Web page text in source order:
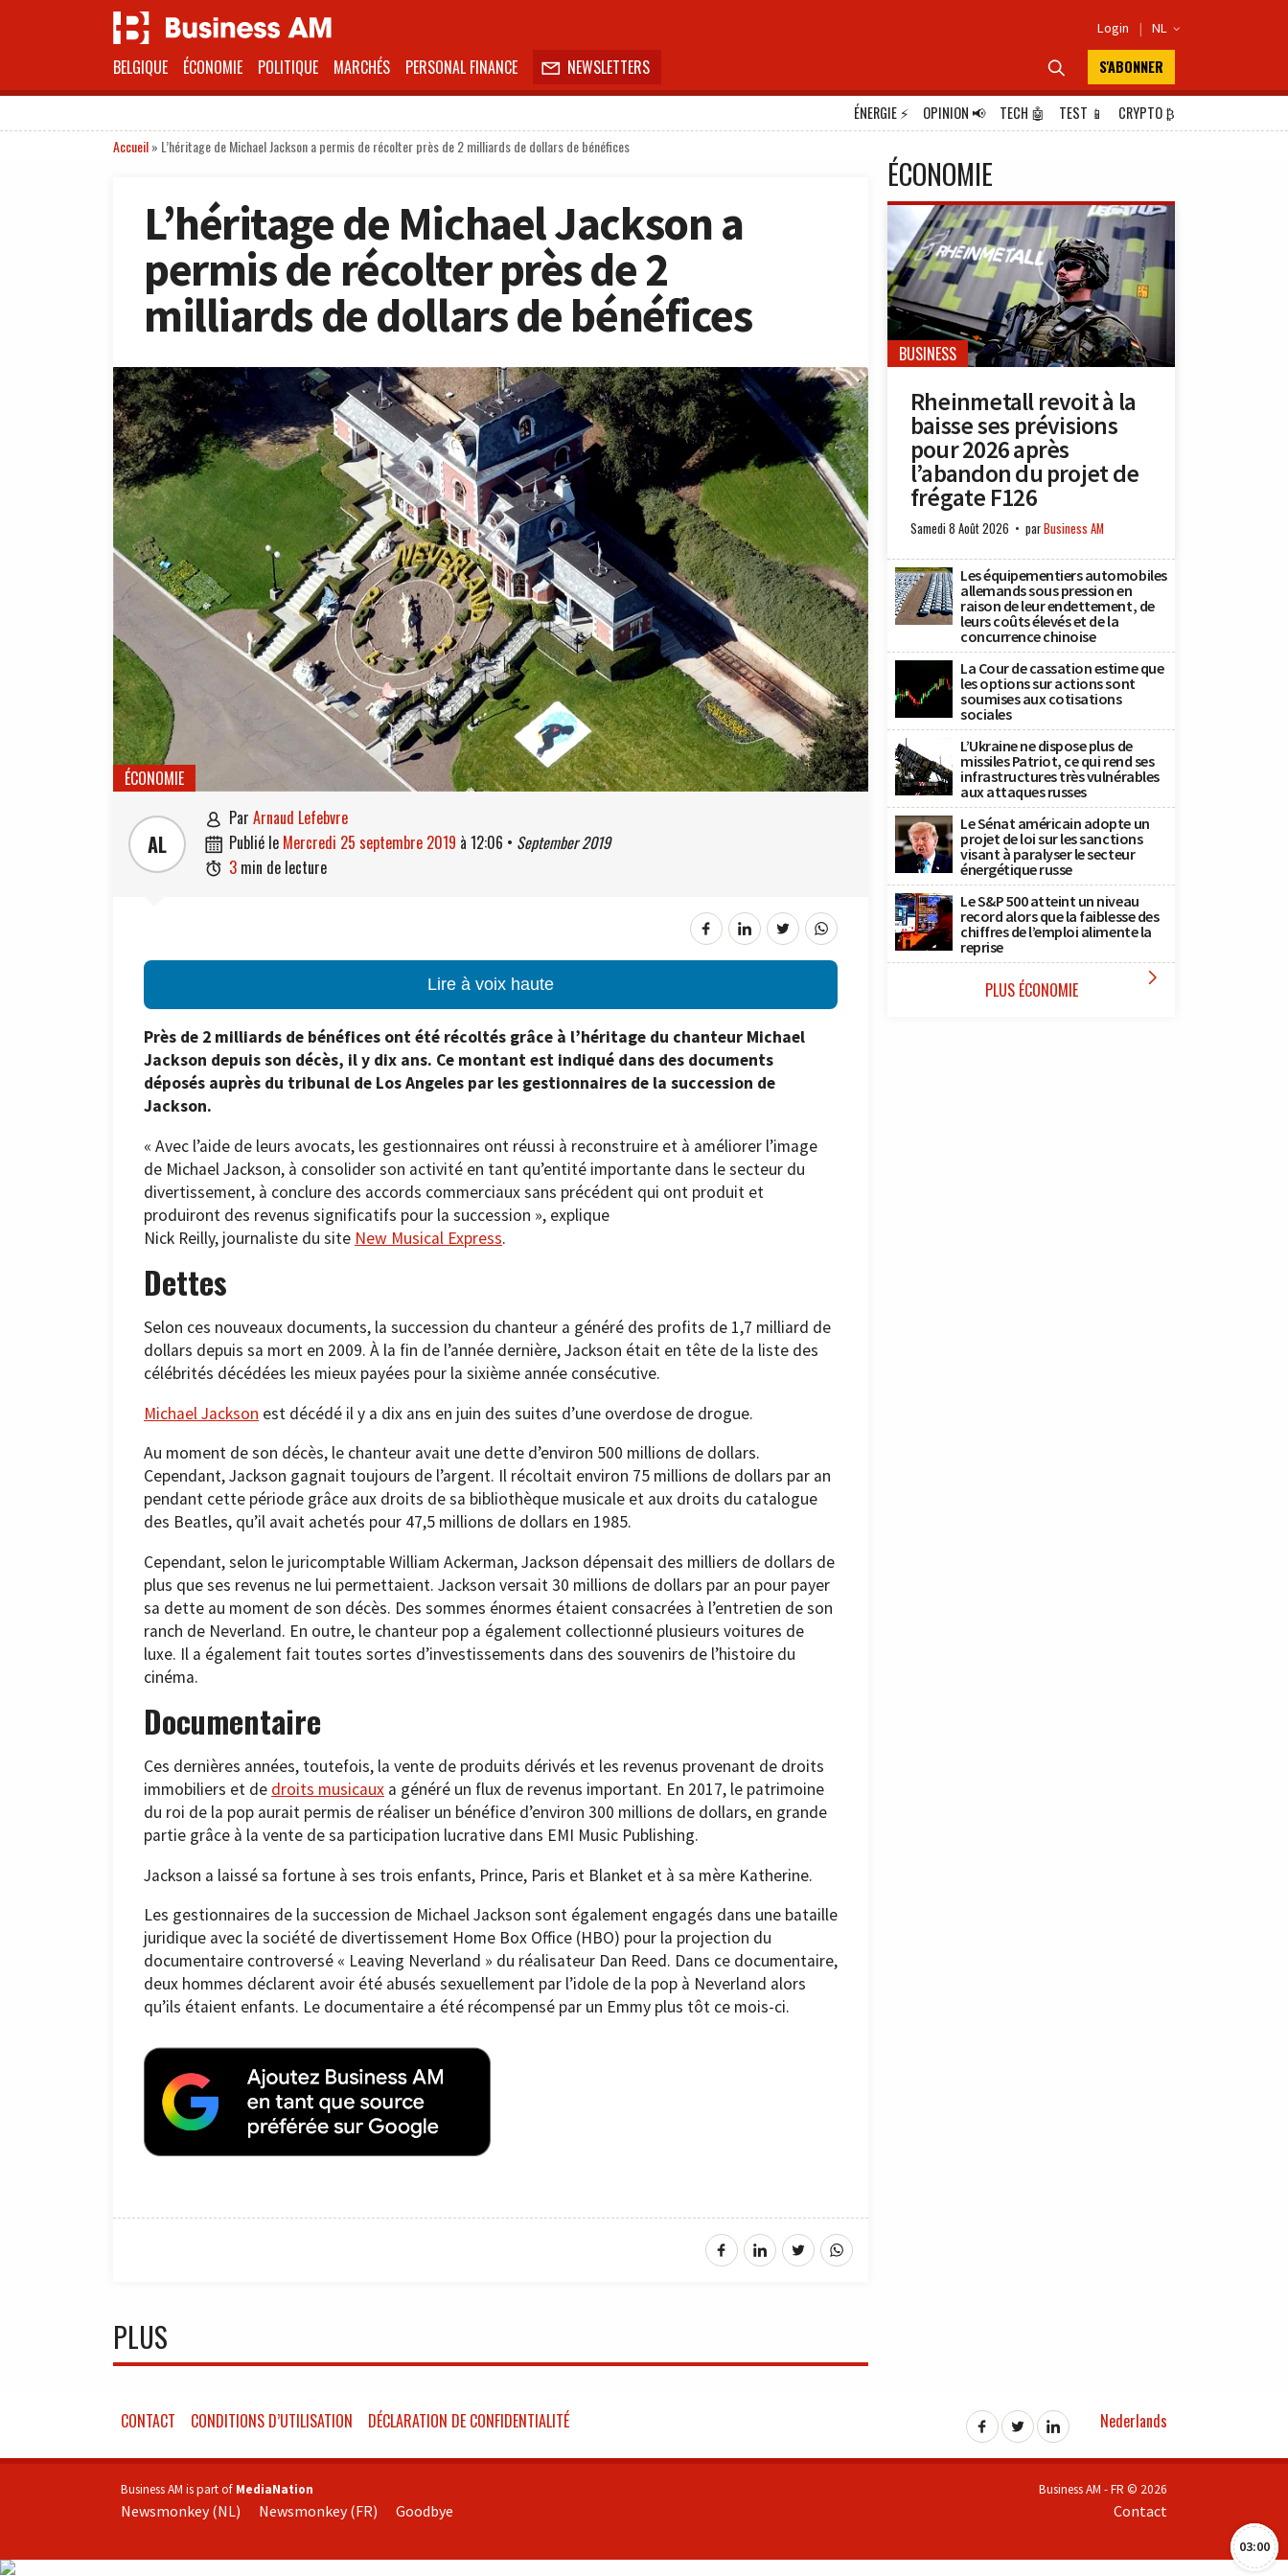
Login | NL 
BELGIQUE ÉCONOMIE POLITIQUE MARCHÉS PERSONAL FINANCE  NEWSLETTERS  S'ABONNER
ÉNERGIE⚡ OPINION📢 TECH 🤖 TEST 📱 CRYPTO₿
Accueil» L’héritage de Michael Jackson a permis de récolter près de 2 milliards de dollars de bénéfices
L’héritage de Michael Jackson a
permis de récolter près de 2
milliards de dollars de bénéfices
ÉCONOMIE
AL
 par Arnaud Lefebvre
 publié le mercredi 25 septembre 2019 à 12:06 • September 2019
 3 min de lecture
Lire à voix haute
Près de 2 milliards de bénéfices ont été récoltés grâce à l’héritage du chanteur Michael
Jackson depuis son décès, il y dix ans. Ce montant est indiqué dans des documents
déposés auprès du tribunal de Los Angeles par les gestionnaires de la succession de
Jackson.
« Avec l’aide de leurs avocats, les gestionnaires ont réussi à reconstruire et à améliorer l’image
de Michael Jackson, à consolider son activité en tant qu’entité importante dans le secteur du
divertissement, à conclure des accords commerciaux sans précédent qui ont produit et
produiront des revenus significatifs pour la succession », explique
Nick Reilly, journaliste du site New Musical Express.
Dettes
Selon ces nouveaux documents, la succession du chanteur a généré des profits de 1,7 milliard de
dollars depuis sa mort en 2009. À la fin de l’année dernière, Jackson était en tête de la liste des
célébrités décédées les mieux payées pour la sixième année consécutive.
Michael Jackson est décédé il y a dix ans en juin des suites d’une overdose de drogue.
Au moment de son décès, le chanteur avait une dette d’environ 500 millions de dollars.
Cependant, Jackson gagnait toujours de l’argent. Il récoltait environ 75 millions de dollars par an
pendant cette période grâce aux droits de sa bibliothèque musicale et aux droits du catalogue
des Beatles, qu’il avait achetés pour 47,5 millions de dollars en 1985.
Cependant, selon le juricomptable William Ackerman, Jackson dépensait des milliers de dollars de
plus que ses revenus ne lui permettaient. Jackson versait 30 millions de dollars par an pour payer
sa dette au moment de son décès. Des sommes énormes étaient consacrées à l’entretien de son
ranch de Neverland. En outre, le chanteur pop a également collectionné plusieurs voitures de
luxe. Il a également fait toutes sortes d’investissements dans des souvenirs de l’histoire du
cinéma.
Documentaire
Ces dernières années, toutefois, la vente de produits dérivés et les revenus provenant de droits
immobiliers et de droits musicaux a généré un flux de revenus important. En 2017, le patrimoine
du roi de la pop aurait permis de réaliser un bénéfice d’environ 300 millions de dollars, en grande
partie grâce à la vente de sa participation lucrative dans EMI Music Publishing.
Jackson a laissé sa fortune à ses trois enfants, Prince, Paris et Blanket et à sa mère Katherine.
Les gestionnaires de la succession de Michael Jackson sont également engagés dans une bataille
juridique avec la société de divertissement Home Box Office (HBO) pour la projection du
documentaire controversé « Leaving Neverland » du réalisateur Dan Reed. Dans ce documentaire,
deux hommes déclarent avoir été abusés sexuellement par l’idole de la pop à Neverland alors
qu’ils étaient enfants. Le documentaire a été récompensé par un Emmy plus tôt ce mois-ci.
PLUS
ÉCONOMIE
BUSINESS
Rheinmetall revoit à la
baisse ses prévisions
pour 2026 après
l’abandon du projet de
frégate F126
Samedi 8 Août 2026 parBusiness AM
Les équipementiers automobiles
allemands sous pression en
raison de leur endettement, de
leurs coûts élevés et de la
concurrence chinoise
La Cour de cassation estime que
les options sur actions sont
soumises aux cotisations
sociales
L’Ukraine ne dispose plus de
missiles Patriot, ce qui rend ses
infrastructures très vulnérables
aux attaques russes
Le Sénat américain adopte un
projet de loi sur les sanctions
visant à paralyser le secteur
énergétique russe
Le S&P 500 atteint un niveau
record alors que la faiblesse des
chiffres de l’emploi alimente la
reprise
PLUS ÉCONOMIE 
03:00
CONTACT CONDITIONS D’UTILISATION DÉCLARATION DE CONFIDENTIALITÉ Nederlands
Business AM is part of MediaNation
Newsmonkey (NL) Newsmonkey (FR) Goodbye
Business AM - FR © 2026
Contact